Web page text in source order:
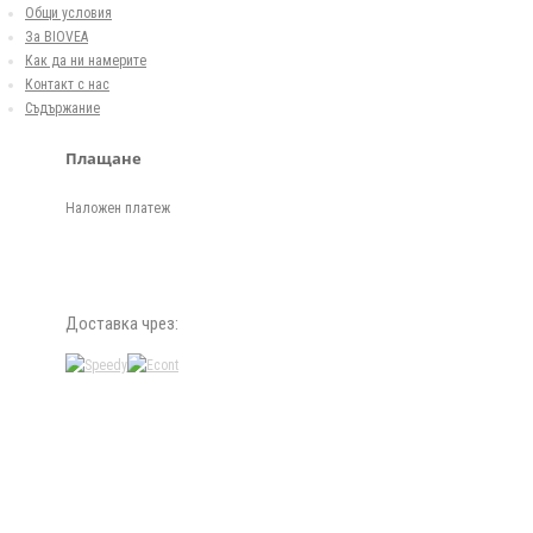
Общи условия
За BIOVEA
Как да ни намерите
Контакт с нас
Съдържание
Плащане
Наложен платеж
Доставка чрез: